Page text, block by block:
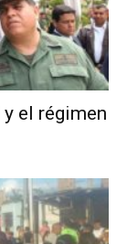
el régimen